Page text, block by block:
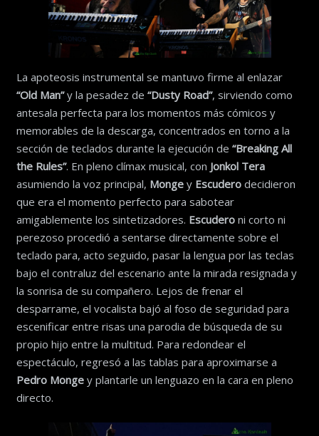
La apoteosis instrumental se mantuvo firme al enlazar
“Old Man”y la pesadez de “Dusty Road”, sirviendo como
antesala perfecta para los momentos más cómicos y
memorables de la descarga, concentrados en torno a la
sección de teclados durante la ejecución de “Breaking All
the Rules”. En pleno clímax musical, con Jonkol Tera
asumiendo la voz principal, Mongey Escudero decidieron
que era el momento perfecto para sabotear
amigablemente los sintetizadores. Escuderoni corto ni
perezoso procedió a sentarse directamente sobre el
teclado para, acto seguido, pasar la lengua por las teclas
bajo el contraluz del escenario ante la mirada resignada y
la sonrisa de su compañero. Lejos de frenar el
desparrame, el vocalista bajó al foso de seguridad para
escenificar entre risas una parodia de búsqueda de su
propio hijo entre la multitud. Para redondear el
espectáculo, regresó a las tablas para aproximarse a
Pedro Mongey plantarle un lenguazo en la cara en pleno
directo.